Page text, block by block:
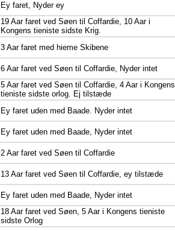
Ey faret, Nyder ey
19 Aar faret ved Søen til Coffardie, 10 Aar i
Kongens tieniste sidste Krig.
3 Aar faret med hieme Skibene
6 Aar faret ved Søen til Coffardie, Nyder intet
5 Aar faret ved Søen til Coffardie, 4 Aar i Kongens
tieniste sidste orlog. Ej tilstæde
Ey faret uden med Baade. Nyder intet
Ey faret uden med Baade, Nyder intet
2 Aar faret ved Søen til Coffardie
13 Aar faret ved Søen til Coffardie, ey tilstæde
Ey faret uden med Baade, Nyder intet
18 Aar faret ved Søen, 5 Aar i Kongens tieniste
sidste Orlog